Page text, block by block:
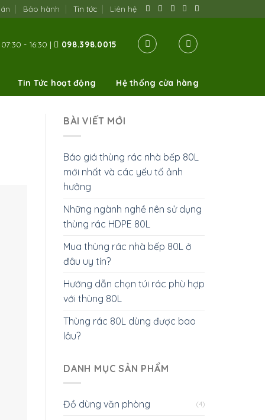
Bảo hành Tin tức Liên hệ
- 16:30 | 098.398.0015
Tin Tức hoạt động Hệ thống cửa hàng
BÀI VIẾT MỚI
Báo giá thùng rác nhà bếp 80L
mới nhất và các yếu tố ảnh
hưởng
Những ngành nghề nên sử dụng
thùng rác HDPE 80L
Mua thùng rác nhà bếp 80L ở
đâu uy tín?
Hướng dẫn chọn túi rác phù hợp
với thùng 80L
Thùng rác 80L dùng được bao
lâu?
DANH MỤC SẢN PHẨM
Đồ dùng văn phòng (4)